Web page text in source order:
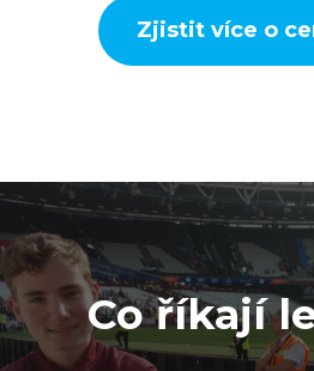
Zjistit více o
Co říkají